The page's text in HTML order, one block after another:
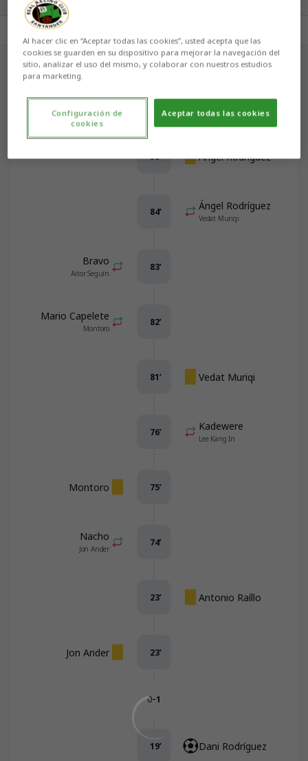
Resumen
Eventos del partido Ordenar por eventos
Ángel Rodríguez
90’
Ángel Rodríguez
Vedat Muriqi
84’
Bravo
Aitor Seguín
83’
Mario Capelete
Montoro
82’
Vedat Muriqi
81’
Kadewere
Lee Kang In
76’
Montoro 75’
Nacho
Jon Ander
74’
Antonio Raíllo
23’
Jon Ander 23’
0-1
Dani Rodríguez
19’
Al hacer clic en “Aceptar todas las cookies”, usted acepta que las
cookies se guarden en su dispositivo para mejorar la navegación del
sitio, analizar el uso del mismo, y colaborar con nuestros estudios
para marketing.
Aceptar todas las cookies
Configuración de
cookies